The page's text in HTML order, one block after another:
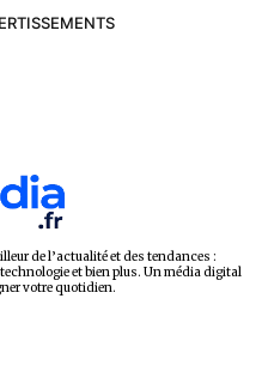
de l’actualité et des tendances :
et bien plus. Un média digital
votre quotidien.